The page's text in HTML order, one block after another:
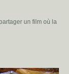
un film où la